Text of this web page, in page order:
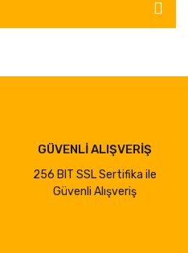
GÜVENLİ ALIŞVERİŞ
256 BIT SSL Sertifika ile
Güvenli Alışveriş